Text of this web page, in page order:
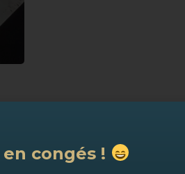
congés !